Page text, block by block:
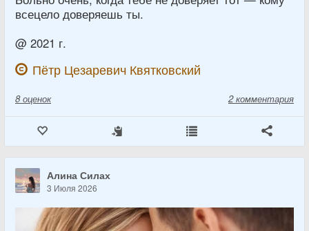
всецело доверяешь ты.
@ 2021 г.
Пётр Цезаревич Квятковский
8 оценок 2 комментария
Алина Силах
3 Июля 2026